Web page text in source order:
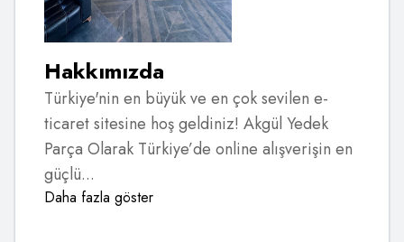
Hakkımızda
Türkiye'nin en büyük ve en çok sevilen e-
ticaret sitesine hoş geldiniz! Akgül Yedek
Parça Olarak Türkiye’de online alışverişin en
güçlü...
Daha fazla göster